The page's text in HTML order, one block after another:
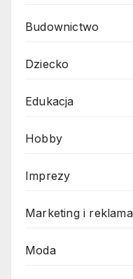
Budownictwo
Dziecko
Edukacja
Hobby
Imprezy
Marketing i reklama
Moda